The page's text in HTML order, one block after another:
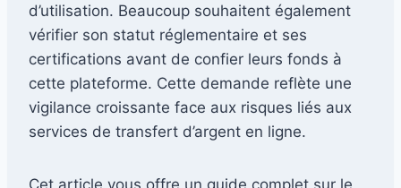
d’utilisation. Beaucoup souhaitent également
vérifier son statut réglementaire et ses
certifications avant de confier leurs fonds à
cette plateforme. Cette demande reflète une
vigilance croissante face aux risques liés aux
services de transfert d’argent en ligne.
Cet article vous offre un guide complet sur le